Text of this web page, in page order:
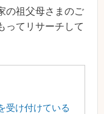
の祖父母さまのご
ってリサーチして
受け付けている